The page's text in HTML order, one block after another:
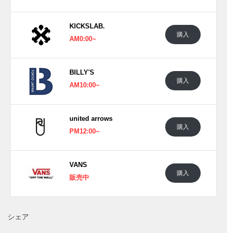
る。"SOON.EASY"のアイロニーと遊び心を重ねた、アート
ピースのような一足となっている。
定。価格は12,650円(税込)。
また新たな情報が入り次第、スニーカーウォーズのX
Facebookなどで報告したい。
KICKSLAB.
AM0:00~
購入
BILLY'S
AM10:00~
購入
united arrows
PM12:00~
購入
VANS
販売中
購入
シェア